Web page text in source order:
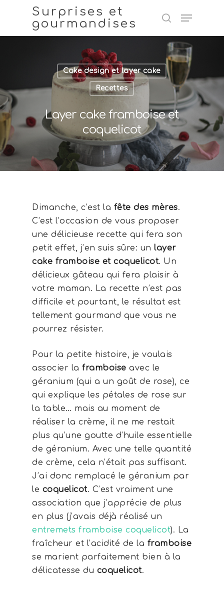
Hit enter to search or ESC to close
Surprises et
gourmandises
Cake design et layer cake
Recettes
Layer cake framboise et
coquelicot
Dimanche, c’est la fête des mères.
C’est l’occasion de vous proposer
une délicieuse recette qui fera son
petit effet, j’en suis sûre: un layer
cake framboise et coquelicot. Un
délicieux gâteau qui fera plaisir à
votre maman. La recette n’est pas
difficile et pourtant, le résultat est
tellement gourmand que vous ne
pourrez résister.
Pour la petite histoire, je voulais
associer la framboise avec le
géranium (qui a un goût de rose), ce
qui explique les pétales de rose sur
la table… mais au moment de
réaliser la crème, il ne me restait
plus qu’une goutte d’huile essentielle
de géranium. Avec une telle quantité
de crème, cela n’était pas suffisant.
J’ai donc remplacé le géranium par
le coquelicot. C’est vraiment une
association que j’apprécie de plus
en plus (j’avais déjà réalisé un
entremets framboise coquelicot). La
fraîcheur et l’acidité de la framboise
se marient parfaitement bien à la
délicatesse du coquelicot.